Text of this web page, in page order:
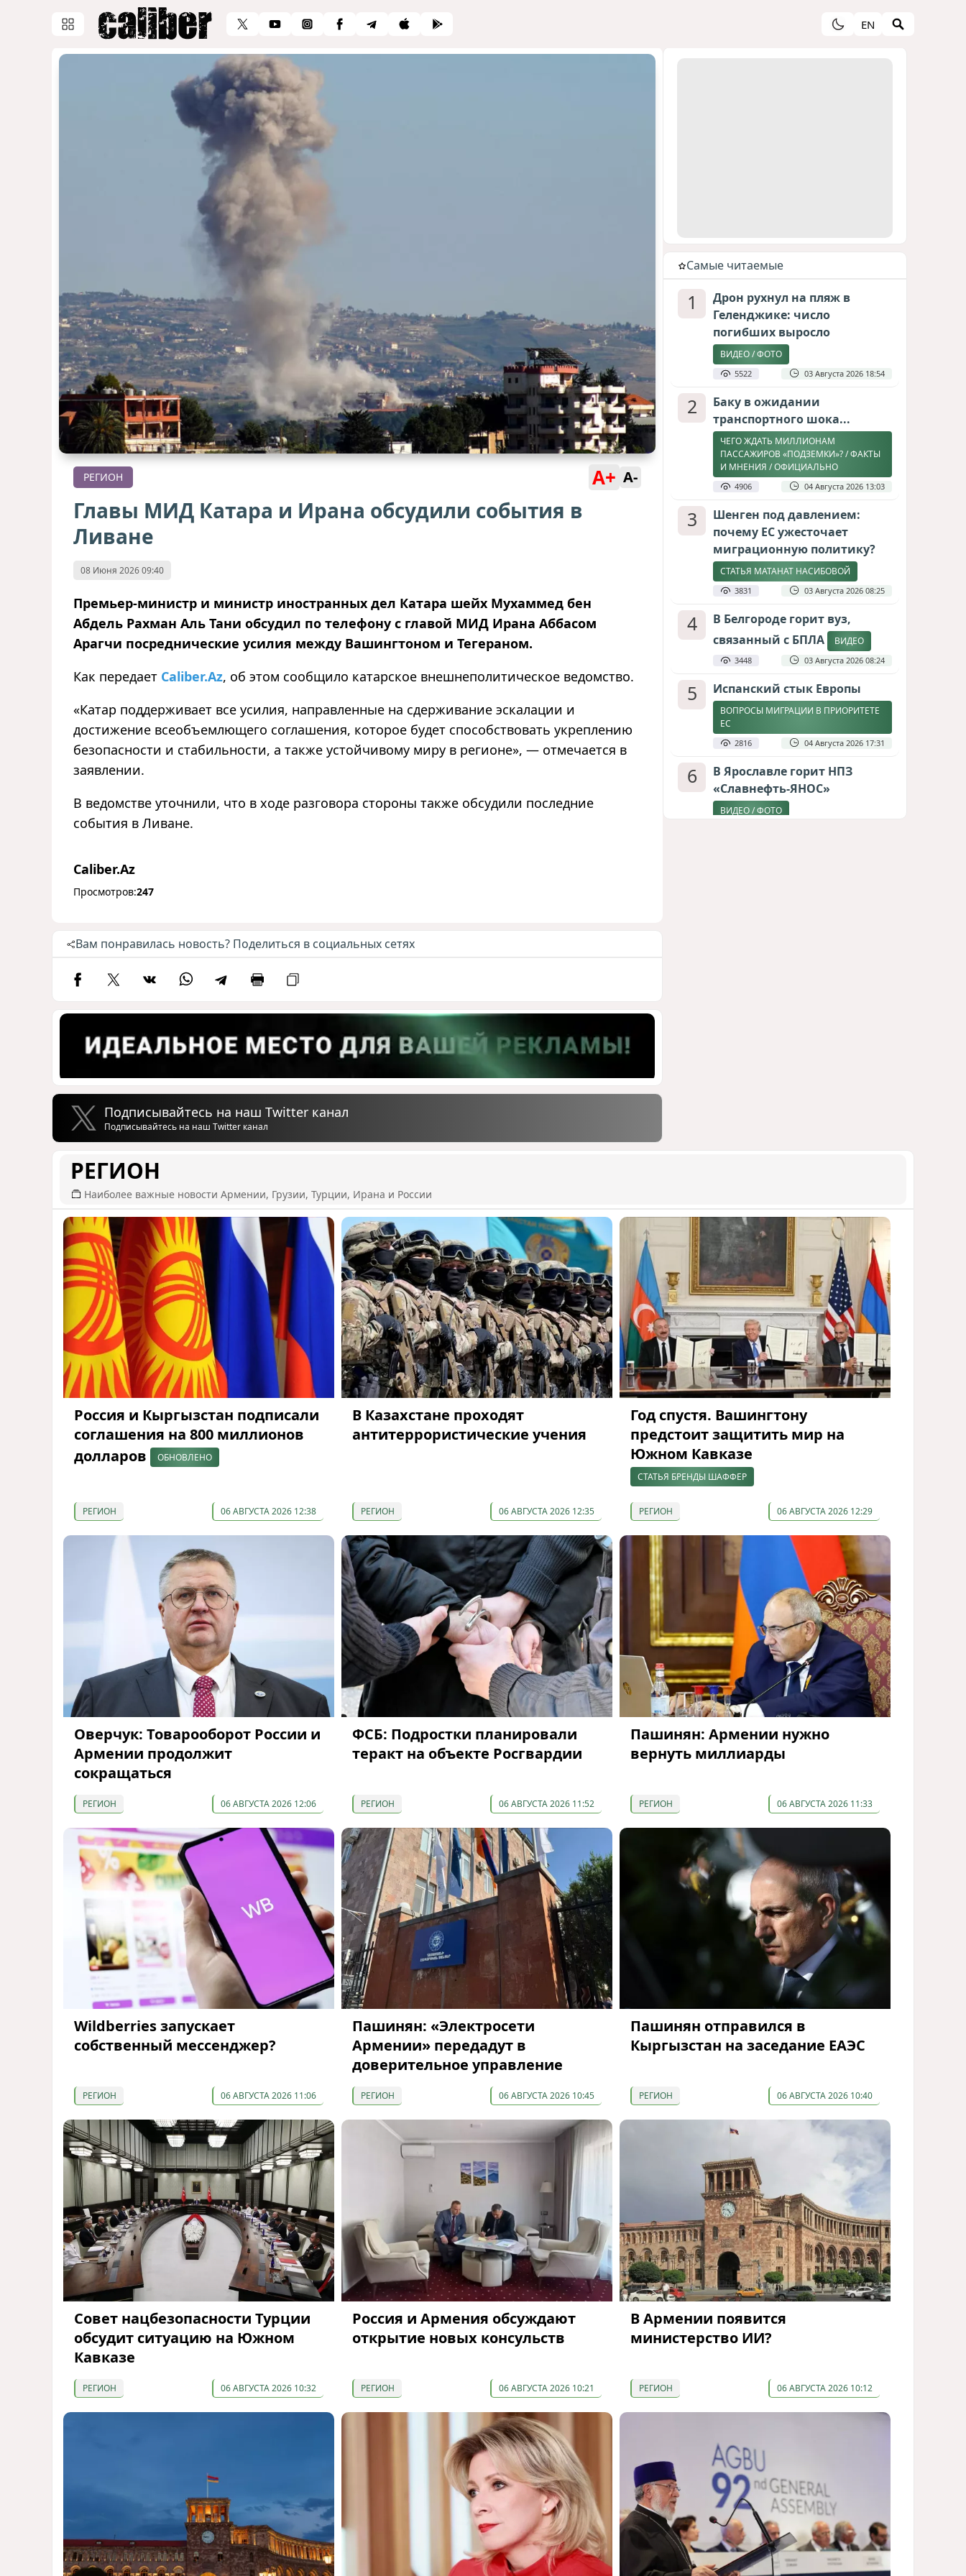
EN
РЕГИОН A+ A-
Главы МИД Катара и Ирана обсудили события в
Ливане
08 Июня 2026 09:40
Премьер-министр и министр иностранных дел Катара шейх Мухаммед бен
Абдель Рахман Аль Тани обсудил по телефону с главой МИД Ирана Аббасом
Арагчи посреднические усилия между Вашингтоном и Тегераном.
Как передает Caliber.Az, об этом сообщило катарское внешнеполитическое ведомство.
«Катар поддерживает все усилия, направленные на сдерживание эскалации и
достижение всеобъемлющего соглашения, которое будет способствовать укреплению
безопасности и стабильности, а также устойчивому миру в регионе», — отмечается в
заявлении.
В ведомстве уточнили, что в ходе разговора стороны также обсудили последние
события в Ливане.
Caliber.Az
Просмотров:247
Вам понравилась новость? Поделиться в социальных сетях
Подписывайтесь на наш Twitter канал
Подписывайтесь на наш Twitter канал
Cамые читаемые
1
Дрон рухнул на пляж в
Геленджике: число
погибших выросло
ВИДЕО / ФОТО
5522 03 Августа 2026 18:54
2
Баку в ожидании
транспортного шока...
ЧЕГО ЖДАТЬ МИЛЛИОНАМ
ПАССАЖИРОВ «ПОДЗЕМКИ»? / ФАКТЫ
И МНЕНИЯ / ОФИЦИАЛЬНО
4906 04 Августа 2026 13:03
3
Шенген под давлением:
почему ЕС ужесточает
миграционную политику?
СТАТЬЯ МАТАНАТ НАСИБОВОЙ
3831 03 Августа 2026 08:25
4
В Белгороде горит вуз,
связанный с БПЛА
ВИДЕО
3448 03 Августа 2026 08:24
5 Испанский стык Европы
ВОПРОСЫ МИГРАЦИИ В ПРИОРИТЕТЕ
ЕС
2816 04 Августа 2026 17:31
6
В Ярославле горит НПЗ
«Славнефть-ЯНОС»
ВИДЕО / ФОТО
1835 03 Августа 2026 12:30
РЕГИОН
Наиболее важные новости Армении, Грузии, Турции, Ирана и России
Россия и Кыргызстан подписали
соглашения на 800 миллионов
долларов
ОБНОВЛЕНО
РЕГИОН 06 АВГУСТА 2026 12:38
В Казахстане проходят
антитеррористические учения
РЕГИОН 06 АВГУСТА 2026 12:35
Год спустя. Вашингтону
предстоит защитить мир на
Южном Кавказе
СТАТЬЯ БРЕНДЫ ШАФФЕР
РЕГИОН 06 АВГУСТА 2026 12:29
Оверчук: Товарооборот России и
Армении продолжит
сокращаться
РЕГИОН 06 АВГУСТА 2026 12:06
ФСБ: Подростки планировали
теракт на объекте Росгвардии
РЕГИОН 06 АВГУСТА 2026 11:52
Пашинян: Армении нужно
вернуть миллиарды
РЕГИОН 06 АВГУСТА 2026 11:33
Wildberries запускает
собственный мессенджер?
РЕГИОН 06 АВГУСТА 2026 11:06
Пашинян: «Электросети
Армении» передадут в
доверительное управление
РЕГИОН 06 АВГУСТА 2026 10:45
Пашинян отправился в
Кыргызстан на заседание ЕАЭС
РЕГИОН 06 АВГУСТА 2026 10:40
Совет нацбезопасности Турции
обсудит ситуацию на Южном
Кавказе
РЕГИОН 06 АВГУСТА 2026 10:32
Россия и Армения обсуждают
открытие новых консульств
РЕГИОН 06 АВГУСТА 2026 10:21
В Армении появится
министерство ИИ?
РЕГИОН 06 АВГУСТА 2026 10:12